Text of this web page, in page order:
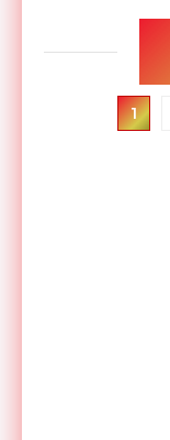
результате чего
1